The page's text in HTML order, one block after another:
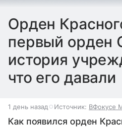
Орден
первый орден
история
что его давали
1 день назад Источник: ВФокусе
Как появился орден